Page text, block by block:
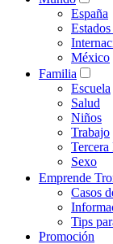
España
México
Familia
Escuela
Salud
Niños
Trabajo
Tercera
Sexo
Emprende
Casos
Tips
Promoción